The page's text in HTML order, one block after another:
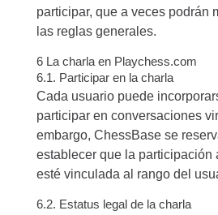
participar, que a veces podrán
las reglas generales.
6 La charla en Playchess.com
6.1. Participar en la charla
Cada usuario puede
participar en conversaciones
embargo, ChessBase se
establecer que la participación
esté vinculada al rango del
6.2. Estatus legal de la charla